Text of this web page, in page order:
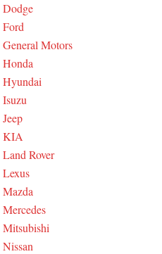
Dodge
Ford
General Motors
Honda
Hyundai
Isuzu
Jeep
KIA
Land Rover
Lexus
Mazda
Mercedes
Mitsubishi
Nissan